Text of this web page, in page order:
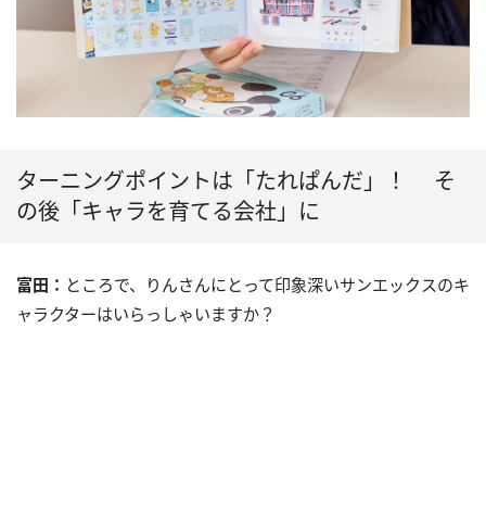
ターニングポイントは「たれぱんだ」！ そ
の後「キャラを育てる会社」に
富田： ところで、りんさんにとって印象深いサンエックスのキ
ャラクターはいらっしゃいますか？